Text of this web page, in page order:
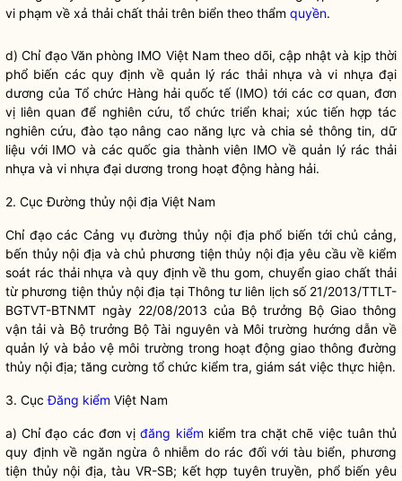
vi phạm về xả thải chất thải trên biển theo thẩm quyền.
d)Chỉ đạoVăn phòng IMO Việt Nam theo dõi, cập nhật và kịp thời
phổ biến các quy định về quản lý rác thải nhựa và vi nhựa đại
dương của Tổ chức Hàng hải quốc tế (IMO) tới các cơ quan, đơn
vị liên quan để nghiên cứu, tổ chức triển khai; xúc tiến hợp tác
nghiên cứu, đào tạo nâng cao năng lực và chia sẻ thông tin, dữ
liệu với IMO và cácquốc gia thành viên IMO về quản lý rác thải
nhựa và vi nhựa đại dương trong hoạt động hàng hải.
2. Cục Đường thủy nội địa Việt Nam
Chỉ đạocácCảng vụ đường thủy nội địa phổ biến tới chủcảng,
bến thủy nội địa và chủ phương tiện thủy nội địa yêu cầu về kiểm
soát rác thải nhựa và quy định về thu gom, chuyển giao chất thải
từ phương tiện thủy nội địa tại Thông tư liên lịch số 21/2013/TTLT-
BGTVT-BTNMT ngày 22/08/2013 của Bộ trưởng Bộ Giao thông
vận tải và Bộ trưởng Bộ Tài nguyên và Môi trường hướng dẫn về
quản lý và bảo vệ môi trường trong hoạt động giao thông đường
thủy nội địa; tăng cường tổ chức kiểm tra, giám sát việc thực hiện.
3. CụcĐăng kiểm Việt Nam
a)Chỉ đạo các đơn vịđăng kiểm kiểm tra chặt chẽ việc tuân thủ
quy định về ngăn ngừa ô nhiễm do rác đối với tàu biển, phương
tiện thủy nội địa, tàu VR-SB; kết hợp tuyên truyền, phổ biến yêu